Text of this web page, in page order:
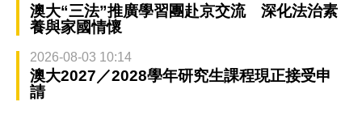
澳大“三法”推廣學習團赴京交流 深化法治素
養與家國情懷
2026-08-03 10:14
澳大2027／2028學年研究生課程現正接受申
請